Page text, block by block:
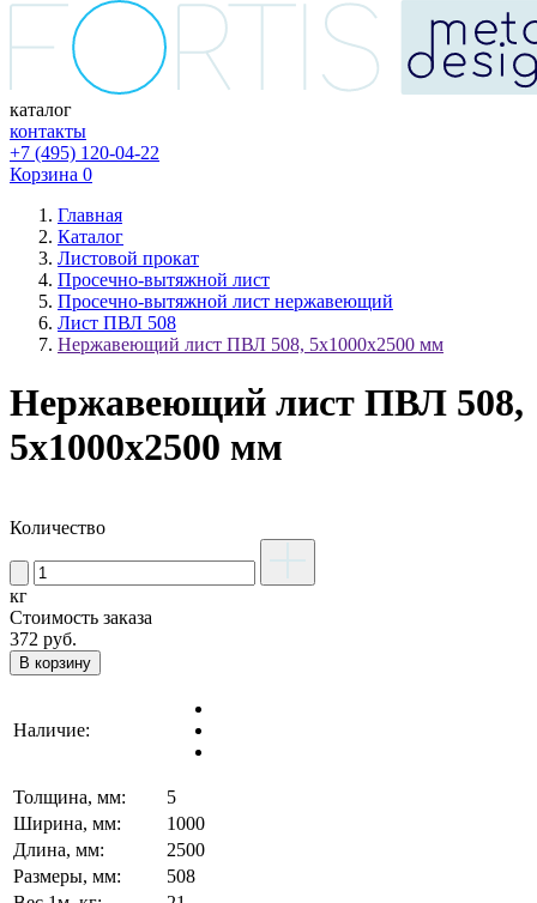
каталог
контакты
+7 (495) 120-04-22
Корзина 0
Главная
Каталог
Листовой прокат
Просечно-вытяжной лист
Просечно-вытяжной лист нержавеющий
Лист ПВЛ 508
Нержавеющий лист ПВЛ 508, 5х1000х2500 мм
Нержавеющий лист ПВЛ 508,
5х1000х2500 мм
Количество
кг
Стоимость заказа
372 руб.
В корзину
Наличие:
Толщина, мм:
5
Ширина, мм:
1000
Длина, мм:
2500
Размеры, мм:
508